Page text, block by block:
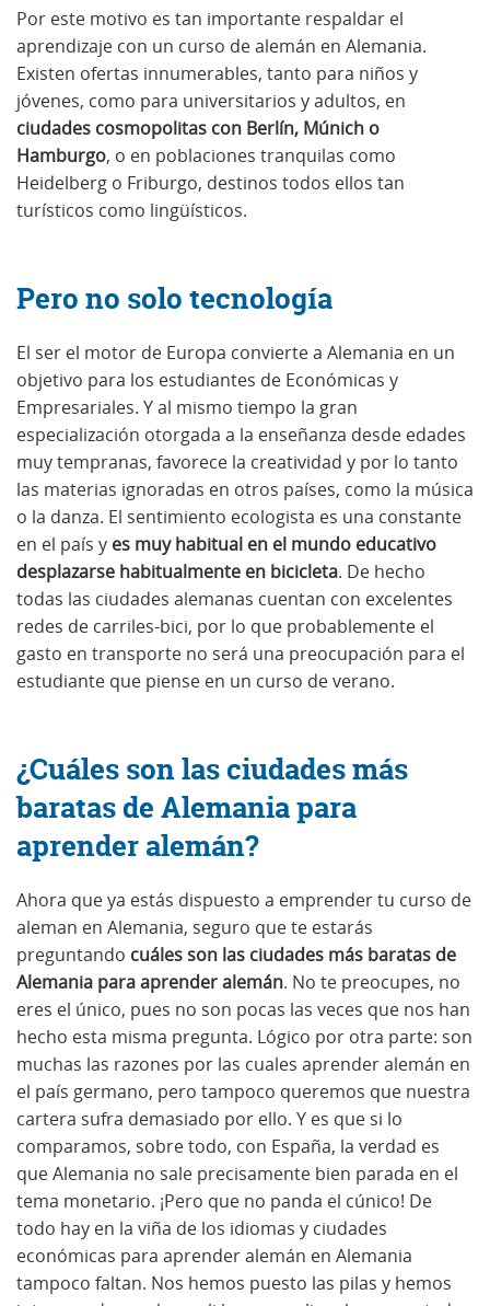
Por este motivo es tan importante respaldar el
aprendizaje con un curso de alemán en Alemania.
Existen ofertas innumerables, tanto para niños y
jóvenes, como para universitarios y adultos, en
ciudades cosmopolitas con Berlín, Múnich o
Hamburgo, o en poblaciones tranquilas como
Heidelberg o Friburgo, destinos todos ellos tan
turísticos como lingüísticos.
Pero no solo tecnología
El ser el motor de Europa convierte a Alemania en un
objetivo para los estudiantes de Económicas y
Empresariales. Y al mismo tiempo la gran
especialización otorgada a la enseñanza desde edades
muy tempranas, favorece la creatividad y por lo tanto
las materias ignoradas en otros países, como la música
o la danza. El sentimiento ecologista es una constante
en el país y es muy habitual en el mundo educativo
desplazarse habitualmente en bicicleta. De hecho
todas las ciudades alemanas cuentan con excelentes
redes de carriles-bici, por lo que probablemente el
gasto en transporte no será una preocupación para el
estudiante que piense en un curso de verano.
¿Cuáles son las ciudades más
baratas de Alemania para
aprender alemán?
Ahora que ya estás dispuesto a emprender tu curso de
aleman en Alemania, seguro que te estarás
preguntando cuáles son las ciudades más baratas de
Alemania para aprender alemán. No te preocupes, no
eres el único, pues no son pocas las veces que nos han
hecho esta misma pregunta. Lógico por otra parte: son
muchas las razones por las cuales aprender alemán en
el país germano, pero tampoco queremos que nuestra
cartera sufra demasiado por ello. Y es que si lo
comparamos, sobre todo, con España, la verdad es
que Alemania no sale precisamente bien parada en el
tema monetario. ¡Pero que no panda el cúnico! De
todo hay en la viña de los idiomas y ciudades
económicas para aprender alemán en Alemania
tampoco faltan. Nos hemos puesto las pilas y hemos